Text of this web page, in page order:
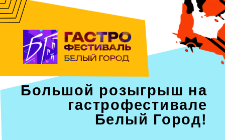
Большой розыгрыш на
гастрофестивале
Белый Город!
На фестивале для вас — не один,
а целый набор разыгрываемых